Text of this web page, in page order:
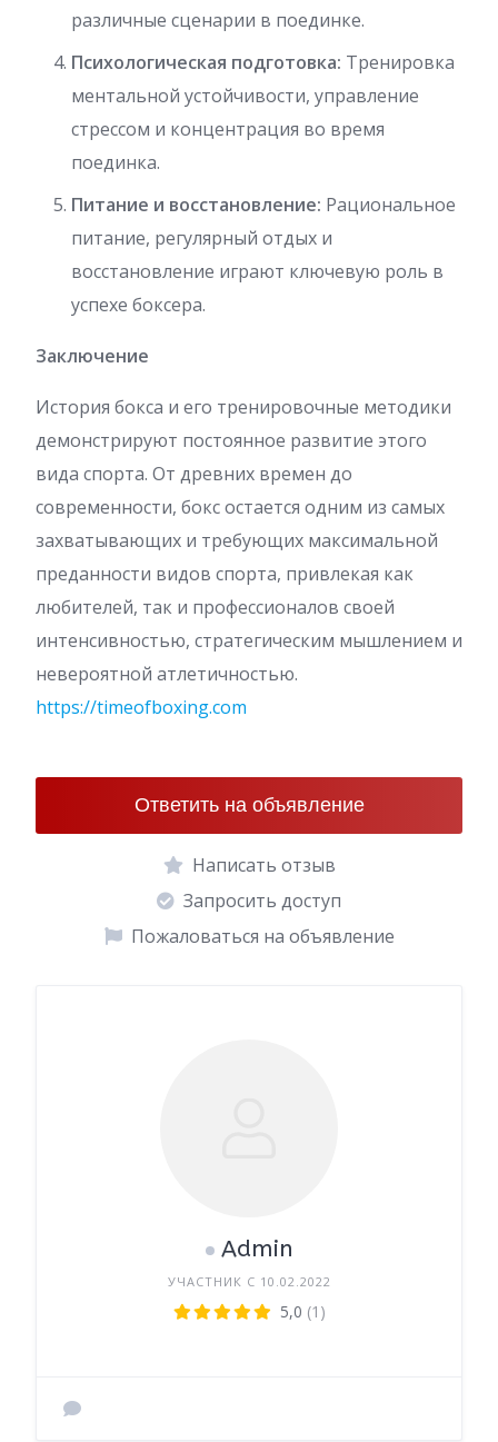
различные сценарии в поединке.
Психологическая подготовка: Тренировка
ментальной устойчивости, управление
стрессом и концентрация во время
поединка.
Питание и восстановление: Рациональное
питание, регулярный отдых и
восстановление играют ключевую роль в
успехе боксера.
Заключение
История бокса и его тренировочные методики
демонстрируют постоянное развитие этого
вида спорта. От древних времен до
современности, бокс остается одним из самых
захватывающих и требующих максимальной
преданности видов спорта, привлекая как
любителей, так и профессионалов своей
интенсивностью, стратегическим мышлением и
невероятной атлетичностью.
https://timeofboxing.com
Ответить на объявление
Написать отзыв
Запросить доступ
Пожаловаться на объявление
Admin
УЧАСТНИК С 10.02.2022
5,0 (1)